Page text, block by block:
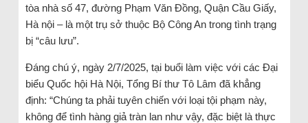
tòa nhà số 47, đường Phạm Văn Đồng, Quận Cầu Giấy,
Hà nội – là một trụ sở thuộc Bộ Công An trong tình trạng
bị “câu lưu”.
Đáng chú ý, ngày 2/7/2025, tại buổi làm việc với các Đại
biểu Quốc hội Hà Nội, Tổng Bí thư Tô Lâm đã khẳng
định: “Chúng ta phải tuyên chiến với loại tội phạm này,
không để tình hàng giả tràn lan như vậy, đặc biệt là thực